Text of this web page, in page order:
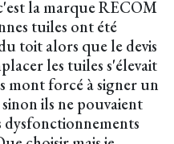
la marque RECOM
tuiles ont été
toit alors que le devis
les tuiles s'élevait
mont forcé à signer un
ils ne pouvaient
dysfonctionnements